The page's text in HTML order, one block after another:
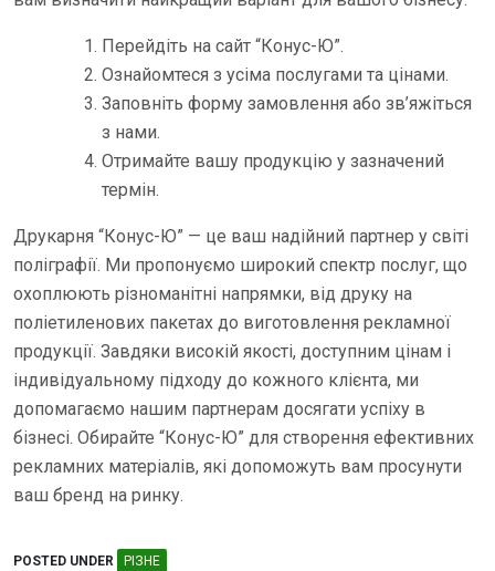
Перейдіть на сайт “Конус-Ю”.
Ознайомтеся з усіма послугами та цінами.
Заповніть форму замовлення або зв’яжіться
з нами.
Отримайте вашу продукцію у зазначений
термін.
Друкарня “Конус-Ю” — це ваш надійний партнер у світі
поліграфії. Ми пропонуємо широкий спектр послуг, що
охоплюють різноманітні напрямки, від друку на
поліетиленових пакетах до виготовлення рекламної
продукції. Завдяки високій якості, доступним цінам і
індивідуальному підходу до кожного клієнта, ми
допомагаємо нашим партнерам досягати успіху в
бізнесі. Обирайте “Конус-Ю” для створення ефективних
рекламних матеріалів, які допоможуть вам просунути
ваш бренд на ринку.
POSTED UNDER РІЗНЕ